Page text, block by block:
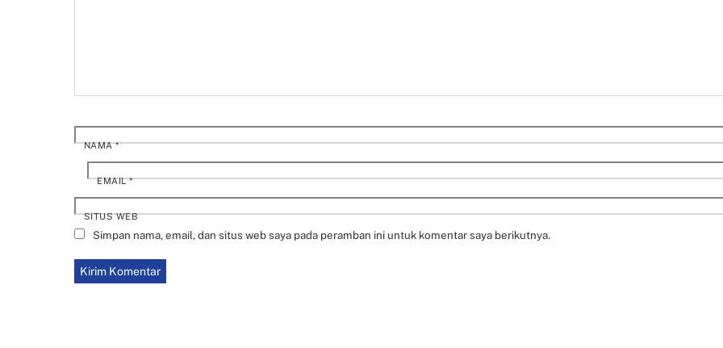
NAMA*
EMAIL*
SITUS WEB
Simpan nama, email, dan situs web saya pada peramban ini untuk komentar saya berikutnya.